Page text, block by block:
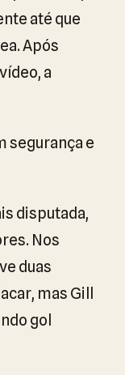
até que
Após
a
segurança e
disputada,
Nos
duas
mas Gill
gol